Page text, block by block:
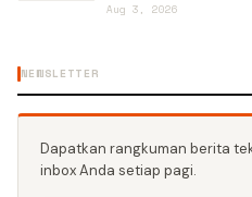
Aug 3, 2026
NEWSLETTER
Dapatkan rangkuman berita
inbox Anda setiap pagi.